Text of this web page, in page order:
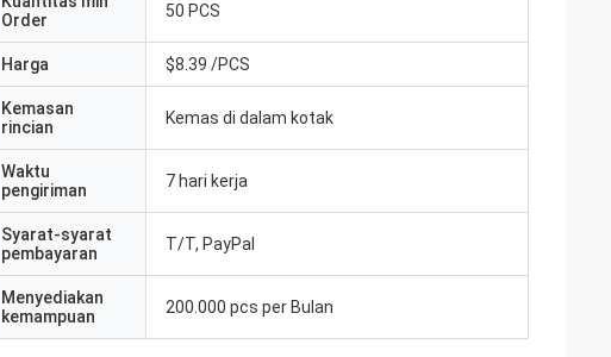
Order
50 PCS
Harga $8.39 /PCS
Kemasan
rincian
Kemas di dalam kotak
Waktu
pengiriman
7 hari kerja
Syarat-syarat
pembayaran
T/T, PayPal
Menyediakan
kemampuan
200.000 pcs per Bulan